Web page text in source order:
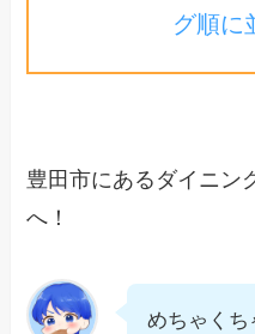
グ順に
豊田市にあるダイニン
へ！
めちゃくち